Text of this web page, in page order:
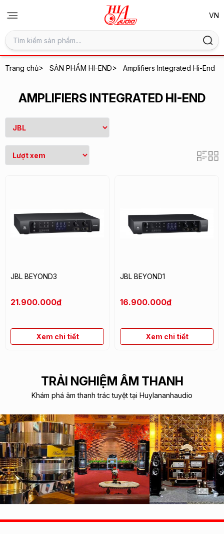
Trang chủ> SẢN PHẨM HI-END> Amplifiers Integrated Hi-End
AMPLIFIERS INTEGRATED HI-END
JBL BEYOND3
21.900.000đ
Xem chi tiết
JBL BEYOND1
16.900.000đ
Xem chi tiết
TRẢI NGHIỆM ÂM THANH
Khám phá âm thanh trác tuyệt tại Huylananhaudio